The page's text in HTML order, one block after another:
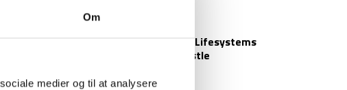
Om
medier og til at analysere
–
Nødfløjte – Lifesystems
Safety Whistle